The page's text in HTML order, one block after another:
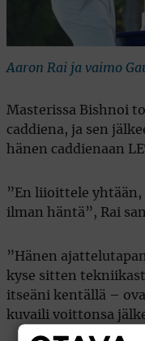
Aaron Rai ja vaimo
Masterissa Bishnoi
caddiena, ja sen
hänen caddienaan
”En liioittele yhtään,
ilman häntä”, Rai
”Hänen
kyse sitten
itseäni kentällä –
kuvaili voittonsa